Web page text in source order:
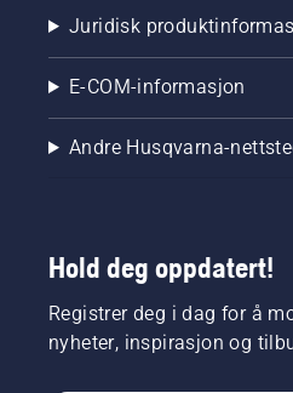
Juridisk
E-COM-informasjon
Andre Husqvarna-
Hold deg oppdatert!
Registrer deg i dag for å
nyheter, inspirasjon og